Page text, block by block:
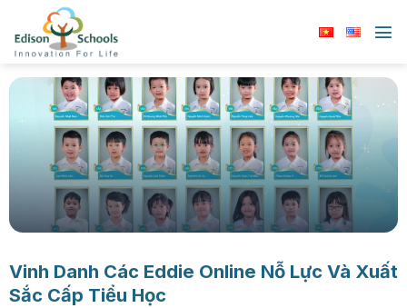
nội
Vinh Danh Các Eddie Online Nỗ Lực Và Xuất
Sắc Cấp Tiểu Học